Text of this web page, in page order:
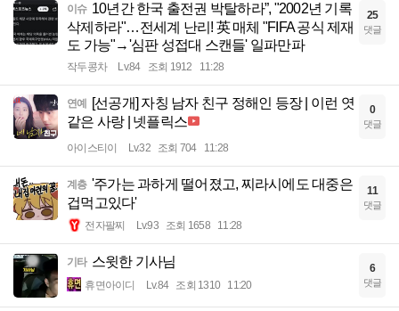
이슈 10년간 한국 출전권 박탈하라”, "2002년 기록
삭제하라"…전세계 난리! 英 매체 "FIFA 공식 제재
도 가능"→'심판 성접대 스캔들' 일파만파
작두콩차 Lv.84 조회 1912 11:28
25
댓글
연예
[선공개] 자칭 남자 친구 정해인 등장 | 이런 엿
같은 사랑 | 넷플릭스
아이스티이 Lv.32 조회 704 11:28
0
댓글
계층 '주가는 과하게 떨어졌고, 찌라시에도 대중은
겁먹고있다'
전자팔찌 Lv.93 조회 1658 11:28
11
댓글
기타 스윗한 기사님
휴면아이디 Lv.84 조회 1310 11:20
6
댓글